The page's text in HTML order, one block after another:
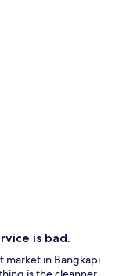
is bad.
market in Bangkapi